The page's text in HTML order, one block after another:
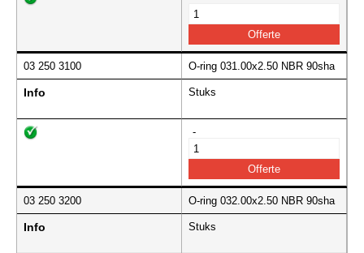
03 250 3100 O-ring 031.00x2.50 NBR 90sha
Info Stuks
-
03 250 3200 O-ring 032.00x2.50 NBR 90sha
Info Stuks